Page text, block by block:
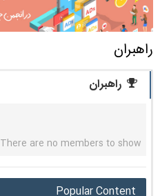
راهبران
راهبران
There are no members to show
Popular Content